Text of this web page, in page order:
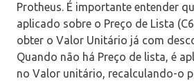
Protheus. É importante entender
aplicado sobre o Preço de Lista
obter o Valor Unitário já com
Quando não há Preço de lista, é
no Valor unitário, recalculando-o